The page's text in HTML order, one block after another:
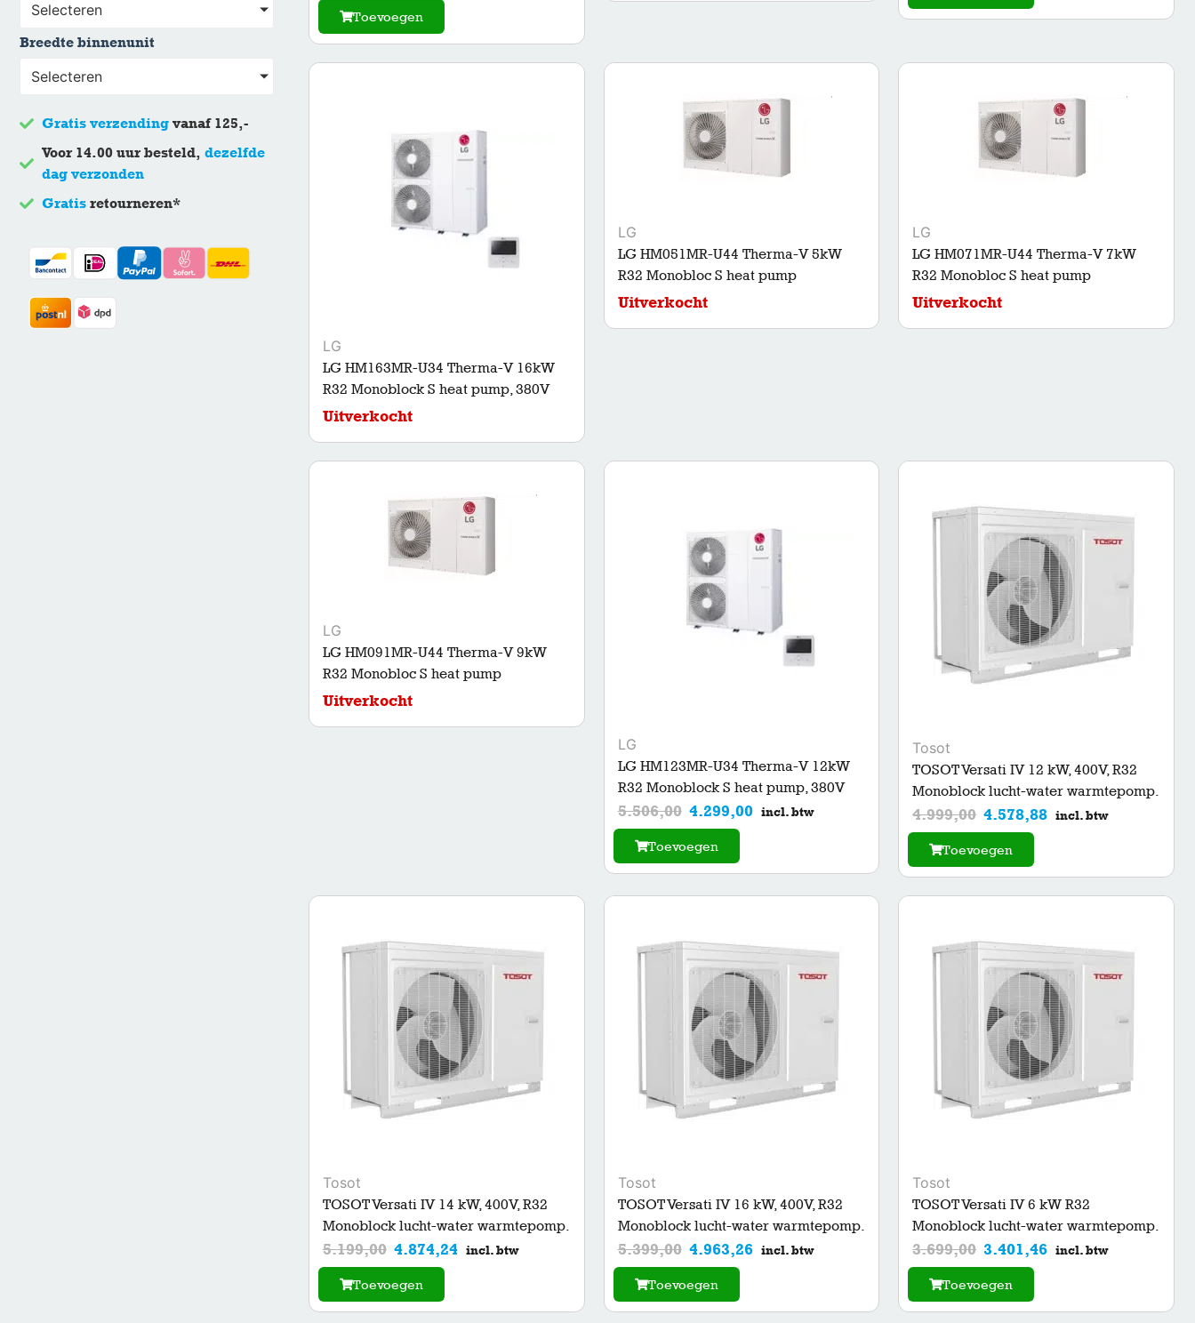
Selecteren
Breedte binnenunit
Selecteren
Gratis verzending vanaf 125,-
Voor 14.00 uur besteld, dezelfde
dag verzonden
Gratis retourneren*
Toevoegen
LG
LG HM163MR-U34 Therma-V 16kW
R32 Monoblock S heat pump, 380V
Uitverkocht
LG
LG HM051MR-U44 Therma-V 5kW
R32 Monobloc S heat pump
Uitverkocht
LG
LG HM071MR-U44 Therma-V 7kW
R32 Monobloc S heat pump
Uitverkocht
LG
LG HM091MR-U44 Therma-V 9kW
R32 Monobloc S heat pump
Uitverkocht
LG
LG HM123MR-U34 Therma-V 12kW
R32 Monoblock S heat pump, 380V
5.506,00 4.299,00 incl. btw
Toevoegen
Tosot
TOSOT Versati IV 12 kW, 400V, R32
Monoblock lucht-water warmtepomp.
4.999,00 4.578,88 incl. btw
Toevoegen
Tosot
TOSOT Versati IV 14 kW, 400V, R32
Monoblock lucht-water warmtepomp.
5.199,00 4.874,24 incl. btw
Toevoegen
Tosot
TOSOT Versati IV 16 kW, 400V, R32
Monoblock lucht-water warmtepomp.
5.399,00 4.963,26 incl. btw
Toevoegen
Tosot
TOSOT Versati IV 6 kW R32
Monoblock lucht-water warmtepomp.
3.699,00 3.401,46 incl. btw
Toevoegen